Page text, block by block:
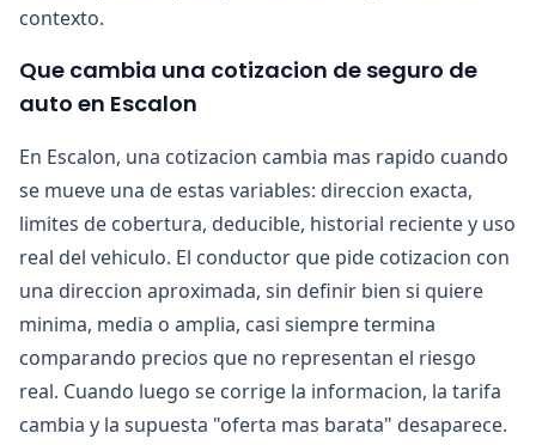
contexto.
Que cambia una cotizacion de seguro de
auto en Escalon
En Escalon, una cotizacion cambia mas rapido cuando
se mueve una de estas variables: direccion exacta,
limites de cobertura, deducible, historial reciente y uso
real del vehiculo. El conductor que pide cotizacion con
una direccion aproximada, sin definir bien si quiere
minima, media o amplia, casi siempre termina
comparando precios que no representan el riesgo
real. Cuando luego se corrige la informacion, la tarifa
cambia y la supuesta "oferta mas barata" desaparece.